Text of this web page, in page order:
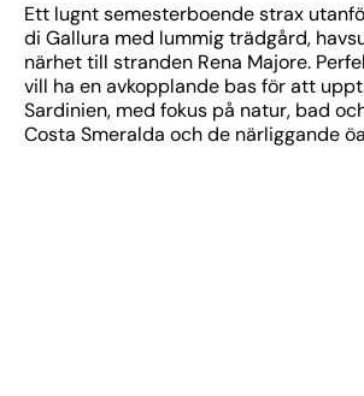
Ett lugnt semesterboende strax
di Gallura med lummig trädgård,
närhet till stranden Rena Majore.
vill ha en avkopplande bas för att
Sardinien, med fokus på natur, bad
Costa Smeralda och de närliggande